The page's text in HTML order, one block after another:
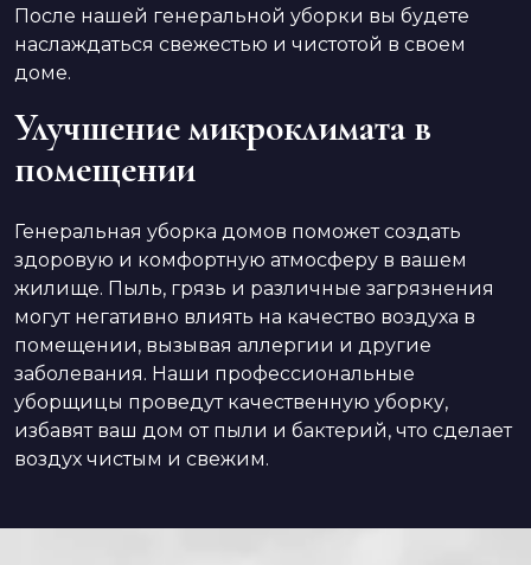
После нашей генеральной уборки вы будете
наслаждаться свежестью и чистотой в своем
доме.
Улучшение микроклимата в
помещении
Генеральная уборка домов поможет создать
здоровую и комфортную атмосферу в вашем
жилище. Пыль, грязь и различные загрязнения
могут негативно влиять на качество воздуха в
помещении, вызывая аллергии и другие
заболевания. Наши профессиональные
уборщицы проведут качественную уборку,
избавят ваш дом от пыли и бактерий, что сделает
воздух чистым и свежим.